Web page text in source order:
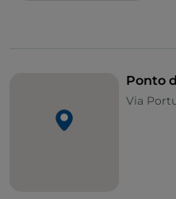
Ponto
Via